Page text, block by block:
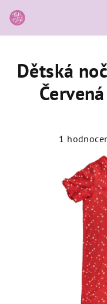
na
obsah
Dětská
Průměrné
produktu
5,0
hvězdiček.
1